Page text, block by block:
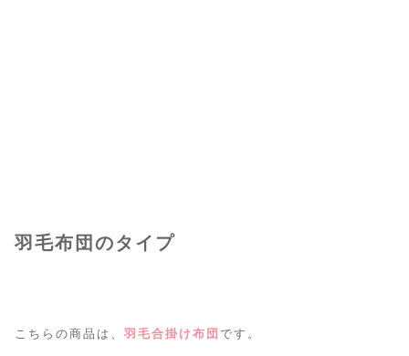
羽毛布団のタイプ
こちらの商品は、 羽毛合掛け布団 です。